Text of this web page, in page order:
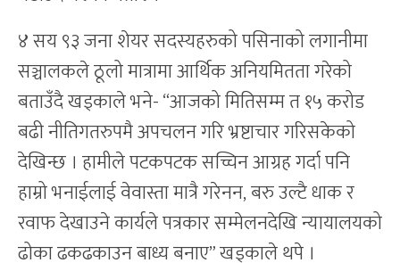
४ सय ९३ जना शेयर सदस्यहरुको पसिनाको लगानीमा
सञ्चालकले ठूलो मात्रामा आर्थिक अनियमितता गरेको
बताउँदै खड्काले भने- “आजको मितिसम्म त १५ करोड
बढी नीतिगतरुपमै अपचलन गरि भ्रष्टाचार गरिसकेको
देखिन्छ । हामीले पटकपटक सच्चिन आग्रह गर्दा पनि
हाम्रो भनाईलाई वेवास्ता मात्रै गरेनन, बरु उल्टै धाक र
रवाफ देखाउने कार्यले पत्रकार सम्मेलनदेखि न्यायालयको
ढोका ढकढकाउन बाध्य बनाए” खड्काले थपे ।